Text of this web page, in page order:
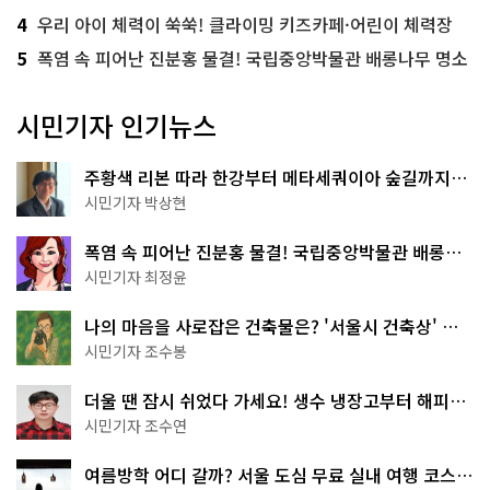
4 우리 아이 체력이 쑥쑥! 클라이밍 키즈카페·어린이 체력장
5 폭염 속 피어난 진분홍 물결! 국립중앙박물관 배롱나무 명소
시민기자 인기뉴스
주황색 리본 따라 한강부터 메타세쿼이아 숲길까지…
서울둘레길 15코스
시민기자 박상현
폭염 속 피어난 진분홍 물결! 국립중앙박물관 배롱나
무 명소
시민기자 최정윤
나의 마음을 사로잡은 건축물은? '서울시 건축상' 수
상작 공개!
시민기자 조수봉
더울 땐 잠시 쉬었다 가세요! 생수 냉장고부터 해피소
·무더위쉼터까지
시민기자 조수연
여름방학 어디 갈까? 서울 도심 무료 실내 여행 코스